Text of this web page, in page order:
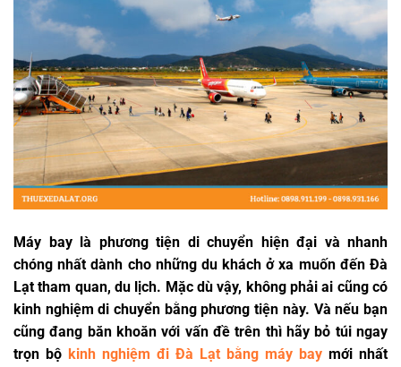
Máy bay là phương tiện di chuyển hiện đại và nhanh
chóng nhất dành cho những du khách ở xa muốn đến Đà
Lạt tham quan, du lịch. Mặc dù vậy, không phải ai cũng có
kinh nghiệm di chuyển bằng phương tiện này. Và nếu bạn
cũng đang băn khoăn với vấn đề trên thì hãy bỏ túi ngay
trọn bộ kinh nghiệm đi Đà Lạt bằng máy bay mới nhất